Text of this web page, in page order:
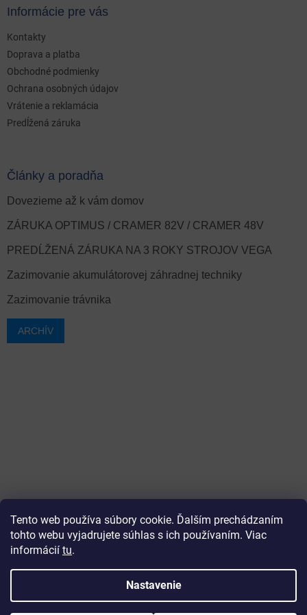
Tento web používa súbory cookie. Ďalším prechádzaním
tohto webu vyjadrujete súhlas s ich používaním. Viac
informácií tu.
Nastavenie
Informácie pre vás
Kontakty
Doprava a platba
Obchodné podmienky
Ochrana osobných údajov
Vrátenie a reklamácia
Predĺžená záruka
Články a poradňa
Dovezieme až k vám domov
ZÁRUKA OPTIMUS / CRAMER 82V / CRAMER 48V
PREDĹŽENÁ ZÁRUKA NA 3 ROKY STROJOV VEGA
Zazimovanie akumulátorovej záhradnej techniky
Zazimovanie trávnika
ARCHÍV